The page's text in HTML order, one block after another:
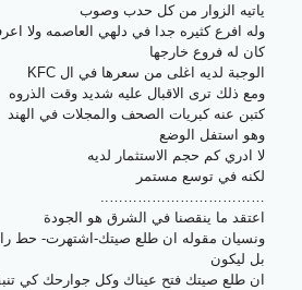
ياتيه الزوار من كل حدب وصوب
وله افرع كثيره جدا في دلهي العاصمه ولا
كان له فروع خارجها
الوجبة لديه اغلى من سعرها في ال KFC
ومع ذلك ترى الاقبال عليه شديد وقت الذروه
كتبن عنه كبريات الصحف والمجلات في الهند
وهو استفل الوضع
لا ادري كم حجم الاستثمار لديه
لكنه في توسع مستمر
……………………………..
اعتقد ما ينقصنا في الشرق هو الجودة
ونسيان مقوله ان طلع صيتك-اشتهرت- حط
بل ليكون
ان طلع صيتك فتح عيناك وكل جوارحك كي